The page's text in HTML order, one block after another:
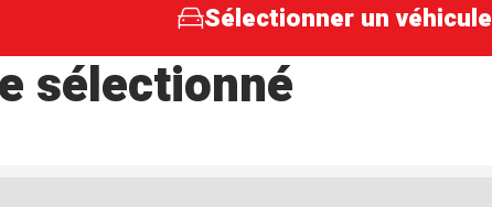
Sélectionner un véhicule
sélectionné